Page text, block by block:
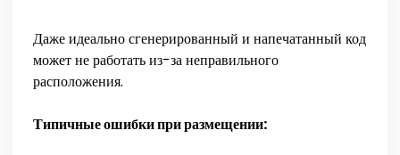
Даже идеально сгенерированный и напечатанный код
может не работать из-за неправильного
расположения.
Типичные ошибки при размещении: